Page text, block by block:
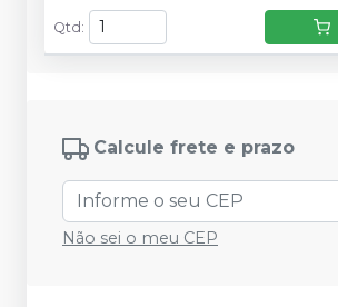
Qtd:
Calcule frete e prazo
Não sei o meu CEP